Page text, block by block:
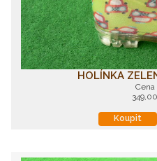
HOLÍNKA
Cena
Koupit